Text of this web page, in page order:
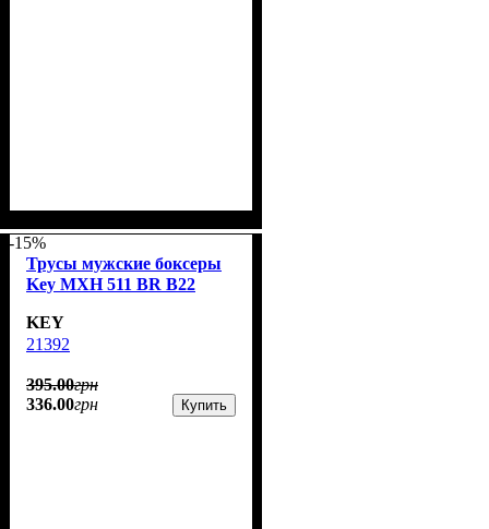
-15%
Трусы мужские боксеры
Key MXH 511 BR B22
KEY
21392
395.00грн
336.00грн Купить